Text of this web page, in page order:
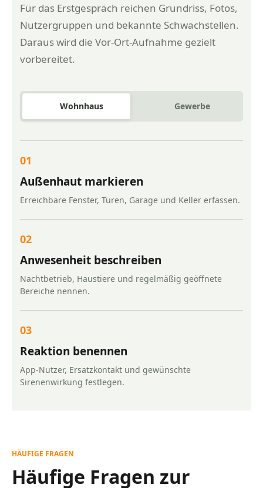
Für das Erstgespräch reichen Grundriss, Fotos,
Nutzergruppen und bekannte Schwachstellen.
Daraus wird die Vor-Ort-Aufnahme gezielt
vorbereitet.
Wohnhaus Gewerbe
01
Außenhaut markieren
Erreichbare Fenster, Türen, Garage und Keller erfassen.
02
Anwesenheit beschreiben
Nachtbetrieb, Haustiere und regelmäßig geöffnete
Bereiche nennen.
03
Reaktion benennen
App-Nutzer, Ersatzkontakt und gewünschte
Sirenenwirkung festlegen.
HÄUFIGE FRAGEN
Häufige Fragen zur